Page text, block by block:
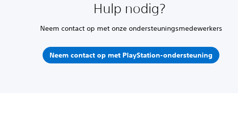
Hulp nodig?
Neem contact op met onze ondersteuningsmedewerkers
Neem contact op met PlayStation-ondersteuning